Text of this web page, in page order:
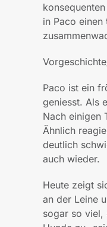
in Paco
Paco ist ein
geniesst. Als
Nach einigen
Ähnlich
deutlich
auch wieder.
Heute zeigt
an der Leine
sogar so viel,